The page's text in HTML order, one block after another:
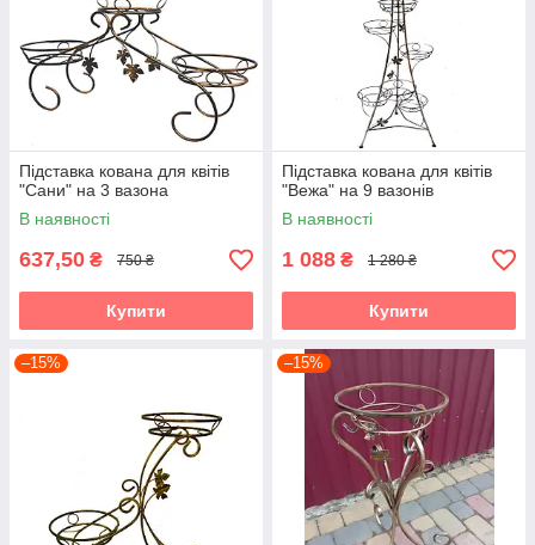
Підставка кована для квітів
"Сани" на 3 вазона
В наявності
637,50 ₴ 750 ₴
Купити
Підставка кована для квітів
"Вежа" на 9 вазонів
В наявності
1 088 ₴ 1 280 ₴
Купити
–15% –15%